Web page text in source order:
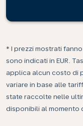
* I prezzi mostrati
sono indicati in EUR.
applica alcun costo di
variare in base alle
state raccolte nelle
disponibili al momento